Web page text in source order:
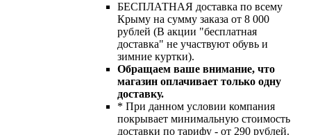
БЕСПЛАТНАЯ доставка по всему
Крыму на сумму заказа от 8 000
рублей (В акции "бесплатная
доставка" не участвуют обувь и
зимние куртки).
Обращаем ваше внимание, что
магазин оплачивает только одну
доставку.
* При данном условии компания
покрывает минимальную стоимость
доставки по тарифу - от 290 рублей.